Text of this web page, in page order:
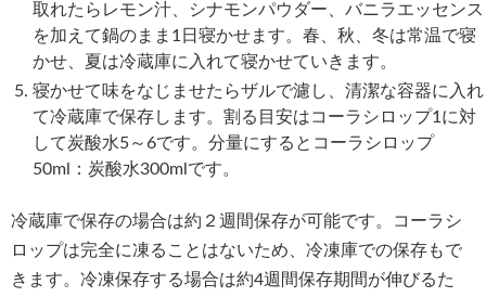
取れたらレモン汁、シナモンパウダー、バニラエッセンス
を加えて鍋のまま1日寝かせます。春、秋、冬は常温で寝
かせ、夏は冷蔵庫に入れて寝かせていきます。
寝かせて味をなじませたらザルで濾し、清潔な容器に入れ
て冷蔵庫で保存します。割る目安はコーラシロップ1に対
して炭酸水5～6です。分量にするとコーラシロップ
50ml：炭酸水300mlです。
冷蔵庫で保存の場合は約２週間保存が可能です。コーラシ
ロップは完全に凍ることはないため、冷凍庫での保存もで
きます。冷凍保存する場合は約4週間保存期間が伸びるた